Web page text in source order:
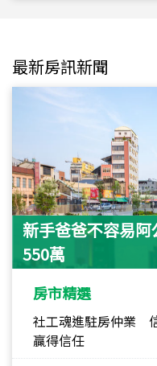
最新房訊新聞
新手爸爸不容易
550萬
房市精選
社工魂進駐房仲業
贏得信任